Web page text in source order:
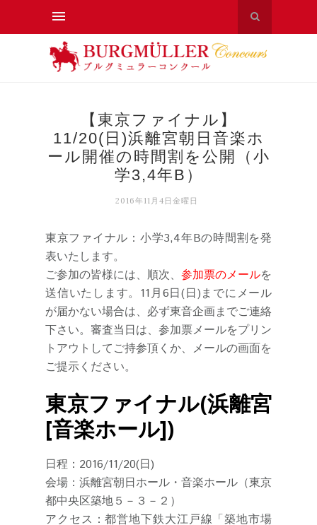
【東京ファイナル】
11/20(日)浜離宮朝日音楽ホ
ール開催の時間割を公開（小
学3,4年B）
2016年11月4日金曜日
東京ファイナル：小学3,4年Bの時間割を発
表いたします。
ご参加の皆様には、順次、 参加票のメールを
送信いたします。11月6日(日)までにメール
が届かない場合は、必ず東音企画までご連絡
下さい。審査当日は、参加票メールをプリン
トアウトしてご持参頂くか、メールの画面を
ご提示ください。
東京ファイナル(浜離宮
[音楽ホール])
日程：2016/11/20(日)
会場：浜離宮朝日ホール・音楽ホール（東京
都中央区築地５－３－２）
アクセス：都営地下鉄大江戸線「築地市場